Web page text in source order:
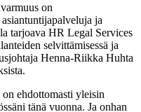
on
ja
tarjoava HR Legal Services
selvittämisessä ja
Henna-Riikka Huhta
ehdottomasti yleisin
tänä vuonna. Ja onhan